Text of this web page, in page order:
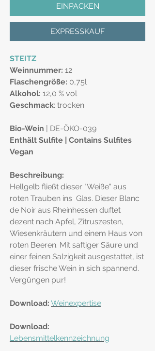
EINPACKEN
EXPRESSKAUF
STEITZ
Weinnummer: 12
Flaschengröße: 0,75l
Alkohol: 12,0 % vol
Geschmack: trocken
Bio-Wein | DE-ÖKO-039
Enthält Sulfite | Contains Sulfites
Vegan
Beschreibung:
Hellgelb fließt dieser "Weiße" aus
roten Trauben ins Glas. Dieser Blanc
de Noir aus Rheinhessen duftet
dezent nach Apfel, Zitruszesten,
Wiesenkräutern und einem Haus von
roten Beeren. Mit saftiger Säure und
einer feinen Salzigkeit ausgestattet, ist
dieser frische Wein in sich spannend.
Vergüngen pur!
Download: Weinexpertise
Download:
Lebensmittelkennzeichnung